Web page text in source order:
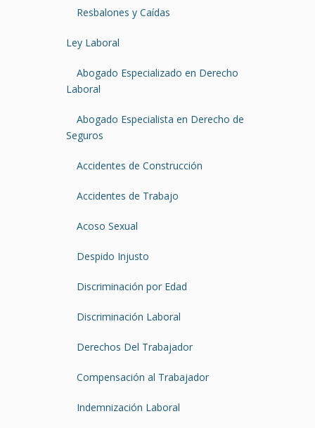
Resbalones y Caídas
Ley Laboral
Abogado Especializado en Derecho
Laboral
Abogado Especialista en Derecho de
Seguros
Accidentes de Construcción
Accidentes de Trabajo
Acoso Sexual
Despido Injusto
Discriminación por Edad
Discriminación Laboral
Derechos Del Trabajador
Compensación al Trabajador
Indemnización Laboral